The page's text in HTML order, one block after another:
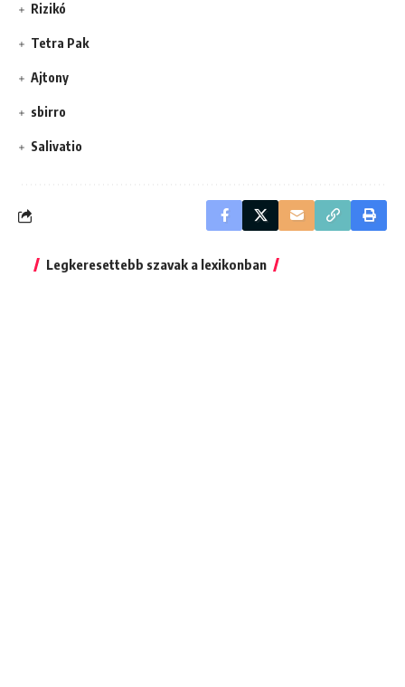
Rizikó
Tetra Pak
Ajtony
sbirro
Salivatio
Legkeresettebb szavak a lexikonban